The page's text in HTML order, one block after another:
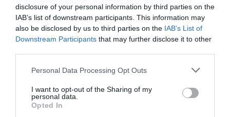
disclosure of your personal information by third parties on the
IAB’s list of downstream participants. This information may
also be disclosed by us to third parties on the IAB’s List of
Downstream Participants that may further disclose it to other
Please note that this website/app uses one or more Google
not limited to your visit or usage behaviour. You may click to
grant or deny consent to Google and its third-party tags to
use your data for below specified purposes in below Google
Personal Data Processing Opt Outs
I want to opt-out of the Sharing of my
personal data.
Opted In
ΣΧΟΛΙΑ